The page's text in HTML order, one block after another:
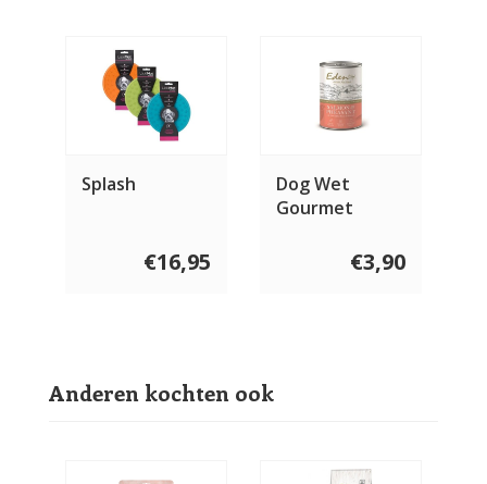
Splash
€16,95
Dog Wet
Gourmet
Pheasant 400
€3,90
Anderen kochten ook